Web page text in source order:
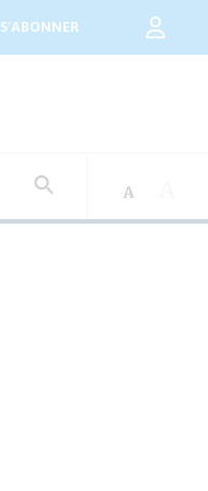
S'ABONNER